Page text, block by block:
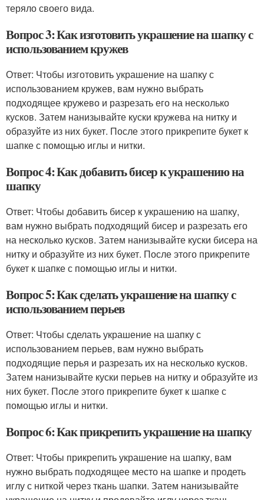
теряло своего вида.
Вопрос 3: Как изготовить украшение на шапку с
использованием кружев
Ответ: Чтобы изготовить украшение на шапку с
использованием кружев, вам нужно выбрать
подходящее кружево и разрезать его на несколько
кусков. Затем нанизывайте куски кружева на нитку и
образуйте из них букет. После этого прикрепите букет к
шапке с помощью иглы и нитки.
Вопрос 4: Как добавить бисер к украшению на
шапку
Ответ: Чтобы добавить бисер к украшению на шапку,
вам нужно выбрать подходящий бисер и разрезать его
на несколько кусков. Затем нанизывайте куски бисера на
нитку и образуйте из них букет. После этого прикрепите
букет к шапке с помощью иглы и нитки.
Вопрос 5: Как сделать украшение на шапку с
использованием перьев
Ответ: Чтобы сделать украшение на шапку с
использованием перьев, вам нужно выбрать
подходящие перья и разрезать их на несколько кусков.
Затем нанизывайте куски перьев на нитку и образуйте из
них букет. После этого прикрепите букет к шапке с
помощью иглы и нитки.
Вопрос 6: Как прикрепить украшение на шапку
Ответ: Чтобы прикрепить украшение на шапку, вам
нужно выбрать подходящее место на шапке и продеть
иглу с ниткой через ткань шапки. Затем нанизывайте